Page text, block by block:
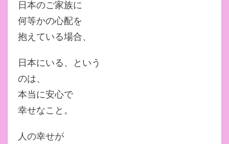
日本のご家族に
何等かの心配を
抱えている場合、
日本にいる、という
のは、
本当に安心で
幸せなこと。
人の幸せが